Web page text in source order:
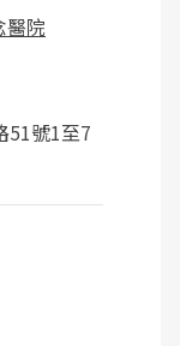
醫院
51號1至7